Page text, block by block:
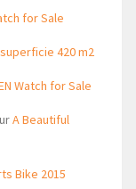
for Sale
420 m2
Watch for Sale
A Beautiful
Bike 2015